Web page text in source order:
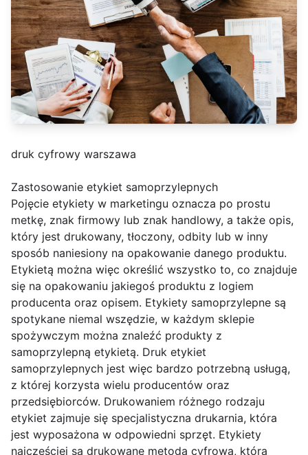
druk cyfrowy warszawa
Zastosowanie etykiet samoprzylepnych
Pojęcie etykiety w marketingu oznacza po prostu
metkę, znak firmowy lub znak handlowy, a także opis,
który jest drukowany, tłoczony, odbity lub w inny
sposób naniesiony na opakowanie danego produktu.
Etykietą można więc określić wszystko to, co znajduje
się na opakowaniu jakiegoś produktu z logiem
producenta oraz opisem. Etykiety samoprzylepne są
spotykane niemal wszędzie, w każdym sklepie
spożywczym można znaleźć produkty z
samoprzylepną etykietą. Druk etykiet
samoprzylepnych jest więc bardzo potrzebną usługą,
z której korzysta wielu producentów oraz
przedsiębiorców. Drukowaniem różnego rodzaju
etykiet zajmuje się specjalistyczna drukarnia, która
jest wyposażona w odpowiedni sprzęt. Etykiety
najczęściej są drukowane metodą cyfrową, która